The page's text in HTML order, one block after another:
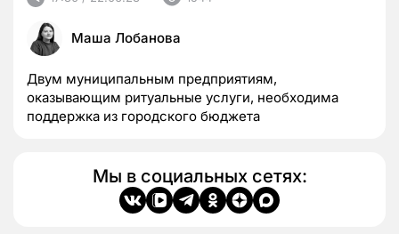
Маша Лобанова
Двум муниципальным предприятиям,
оказывающим ритуальные услуги, необходима
поддержка из городского бюджета
Мы в социальных сетях: